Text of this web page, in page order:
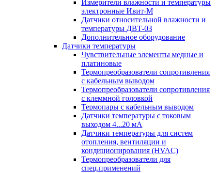
Измерители влажности и температуры
электронные Ивит-М
Датчики относительной влажности и
температуры ДВТ-03
Дополнительное оборудование
Датчики температуры
Чувствительные элементы медные и
платиновые
Термопреобразователи сопротивления
с кабельным выводом
Термопреобразователи сопротивления
с клеммной головкой
Термопары с кабельным выводом
Датчики температуры с токовым
выходом 4...20 мА
Датчики температуры для систем
отопления, вентиляции и
кондиционирования (HVAC)
Термопреобразователи для
спец.применений